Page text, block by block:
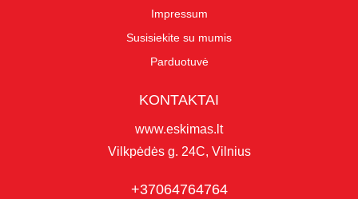
Impressum
Susisiekite su mumis
Parduotuvė
KONTAKTAI
www.eskimas.lt
Vilkpėdės g. 24C, Vilnius
+37064764764